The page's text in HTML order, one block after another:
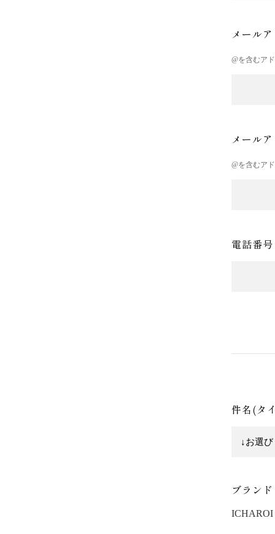
メール
@を含むア
メール
@を含むア
電話番
件名(タ
ブランド
ICHAROI